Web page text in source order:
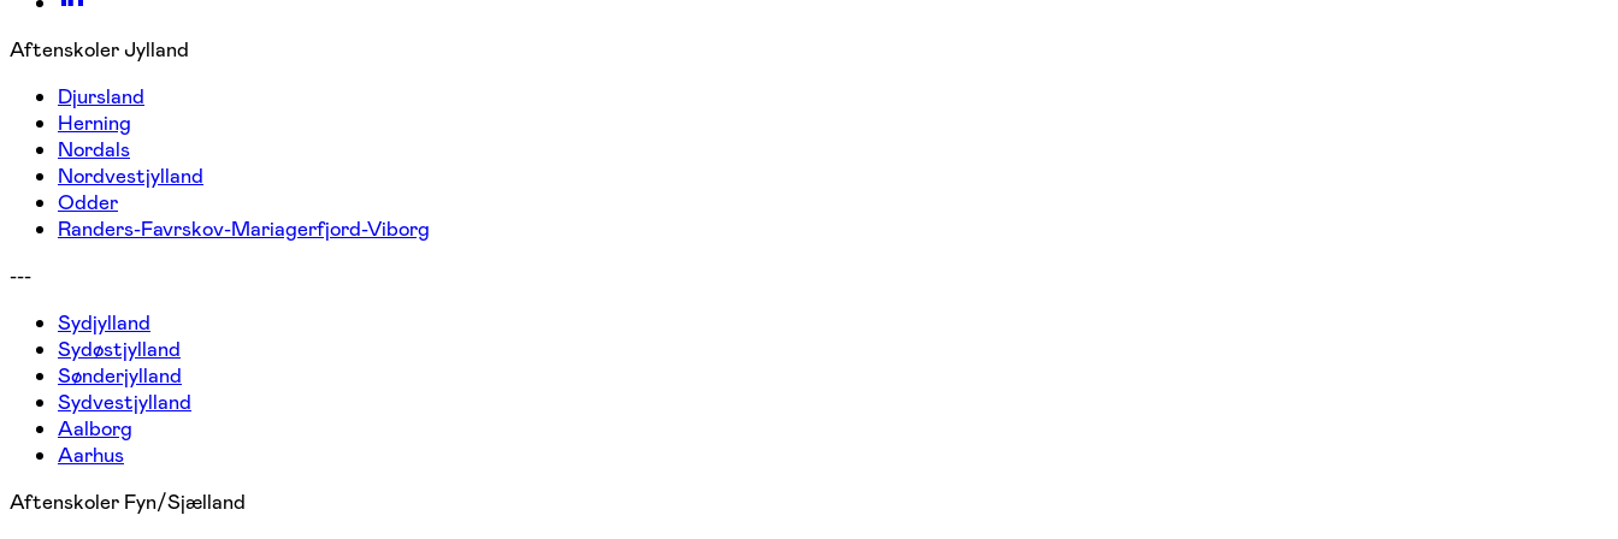
Aftenskoler Jylland
Djursland
Herning
Nordals
Nordvestjylland
Odder
Randers-Favrskov-Mariagerfjord-Viborg
---
Sydjylland
Sydøstjylland
Sønderjylland
Sydvestjylland
Aalborg
Aarhus
Aftenskoler Fyn/Sjælland